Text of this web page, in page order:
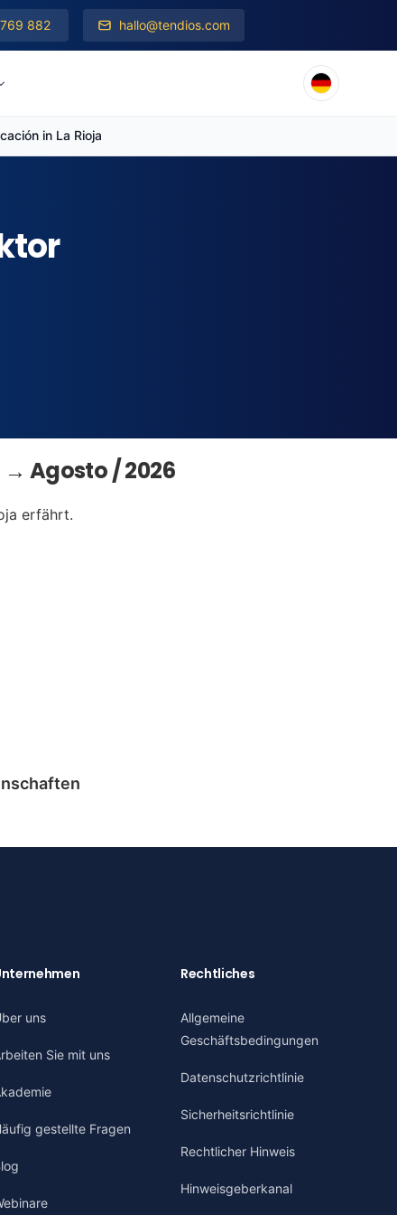
882 hallo@tendios.com
in La Rioja
Agosto / 2026
erfährt.
uns
Sie mit uns
gestellte Fragen
Rechtliches
Allgemeine
Geschäftsbedingungen
Datenschutzrichtlinie
Sicherheitsrichtlinie
Rechtlicher Hinweis
Hinweisgeberkanal